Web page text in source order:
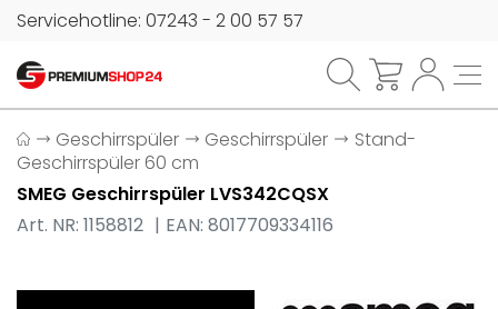
Servicehotline: 07243 - 2 00 57 57
Geschirrspüler Geschirrspüler
Stand-
Geschirrspüler 60 cm
SMEG Geschirrspüler LVS342CQSX
Art. NR: 1158812
EAN: 8017709334116